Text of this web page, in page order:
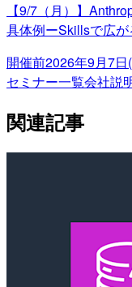
【9/7（月）】
具体例ーSkillsで広
開催前2026年9月7日
セミナー一覧会社説
関連記事